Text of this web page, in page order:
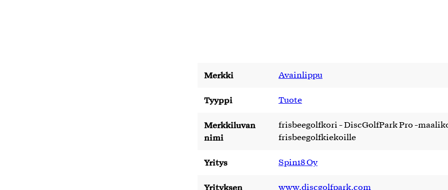
Merkki Avainlippu
Tyyppi Tuote
Merkkiluvan
nimi
frisbeegolfkori - DiscGolfPark Pro -
frisbeegolfkiekoille
Yritys Spin18 Oy
Yrityksen www.discgolfpark.com